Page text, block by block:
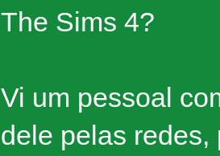
The Sims 4?
Vi um pessoal
dele pelas